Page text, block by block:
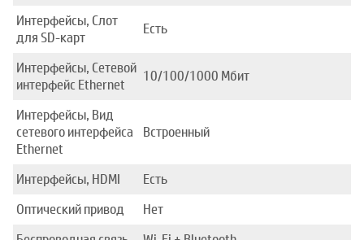
Интерфейсы, Слот
для SD-карт
Есть
Интерфейсы, Сетевой
интерфейс Ethernet
10/100/1000 Mбит
Интерфейсы, Вид
сетевого интерфейса
Ethernet
Встроенный
Интерфейсы, HDMI
Есть
Оптический привод
Нет